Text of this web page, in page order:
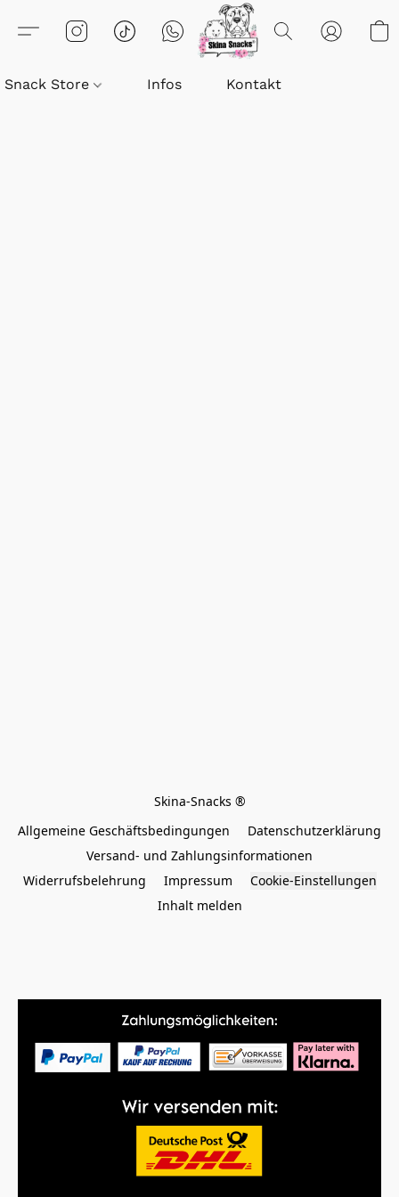
Snack Store Infos Kontakt
Allgemeine Geschäftsbedingungen
Datenschutzerklärung
Versand- und Zahlungsinformationen
Widerrufsbelehrung
Impressum
Cookie-Einstellungen
Inhalt melden